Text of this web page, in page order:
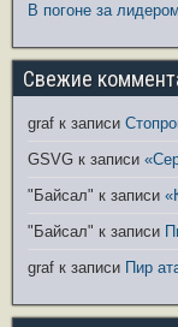
В погоне за лидером
Свежие
graf к записи
GSVG к записи
"Байсал" к записи
"Байсал" к записи
graf к записи Пир